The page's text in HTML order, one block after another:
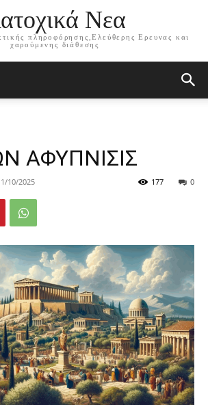
Νεα
πληροφόρησης,Ελεύθερης Ερευνας και
χαρούμενης διάθεσης
ΑΦΥΠΝΙΣΙΣ
10/2025 0
177